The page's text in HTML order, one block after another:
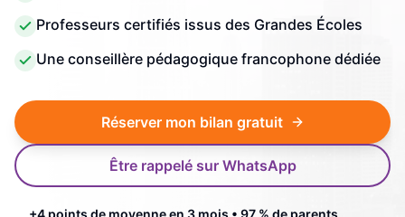
Professeurs certifiés issus des Grandes Écoles
Une conseillère pédagogique francophone dédiée
Réserver mon bilan gratuit
Être rappelé sur WhatsApp
+4 points de moyenne en 3 mois • 97 % de parents